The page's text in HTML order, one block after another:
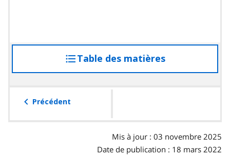
Table des matières
à
Précédent
Mis à jour : 03 novembre 2025
Date de publication : 18 mars 2022